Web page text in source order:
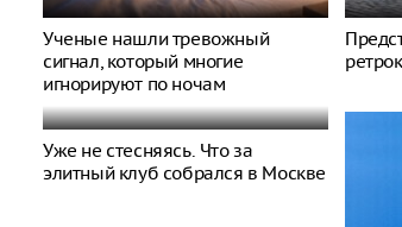
Ученые нашли тревожный
сигнал, который многие
игнорируют по ночам
Уже не стесняясь. Что за
элитный клуб собрался в Москве